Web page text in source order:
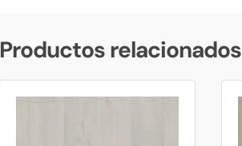
Productos relacionados